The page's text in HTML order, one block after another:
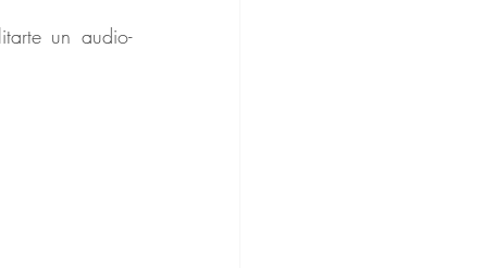
un audio-